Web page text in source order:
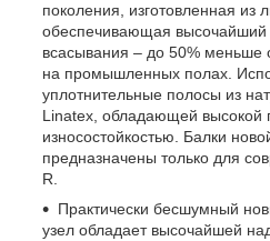
поколения, изготовленная из
обеспечивающая высочайший
всасывания – до 50% меньше
на промышленных полах.
уплотнительные полосы из
Linatex, обладающей высокой
износостойкостью. Балки
предназначены только для
R.
Практически бесшумный
узел обладает высочайшей